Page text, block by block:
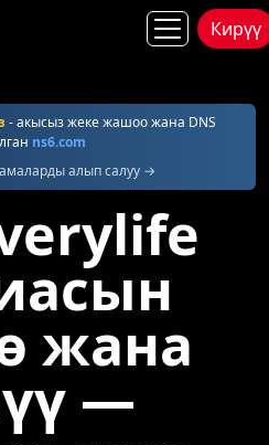
Кирүү
- акысыз жеке жашоо жана DNS
ns6.com
алып салуу →
жана
—